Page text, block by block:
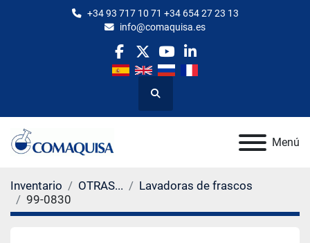
+34 93 717 10 71 +34 654 27 23 13
info@comaquisa.es
facebook
twitteryoutubelinkedin
Buscar
Menú
Inventario OTRAS...
Lavadoras de frascos
99-0830